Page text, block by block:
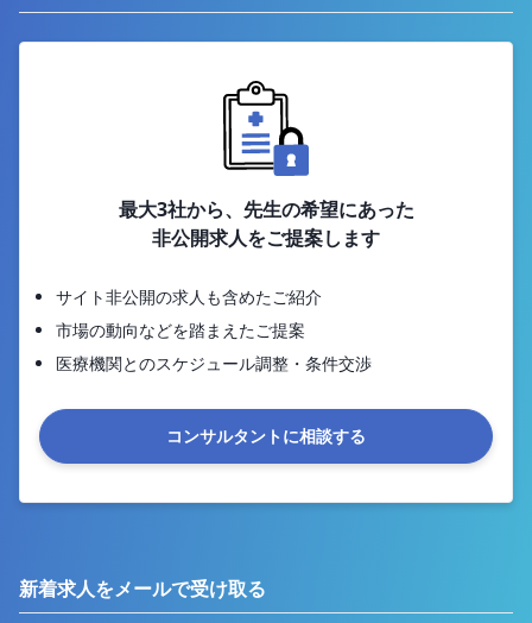
最大3社から、先生の希望にあった
非公開求人をご提案します
サイト非公開の求人も含めたご紹介
市場の動向などを踏まえたご提案
医療機関とのスケジュール調整・条件交渉
コンサルタントに相談する
新着求人をメールで受け取る